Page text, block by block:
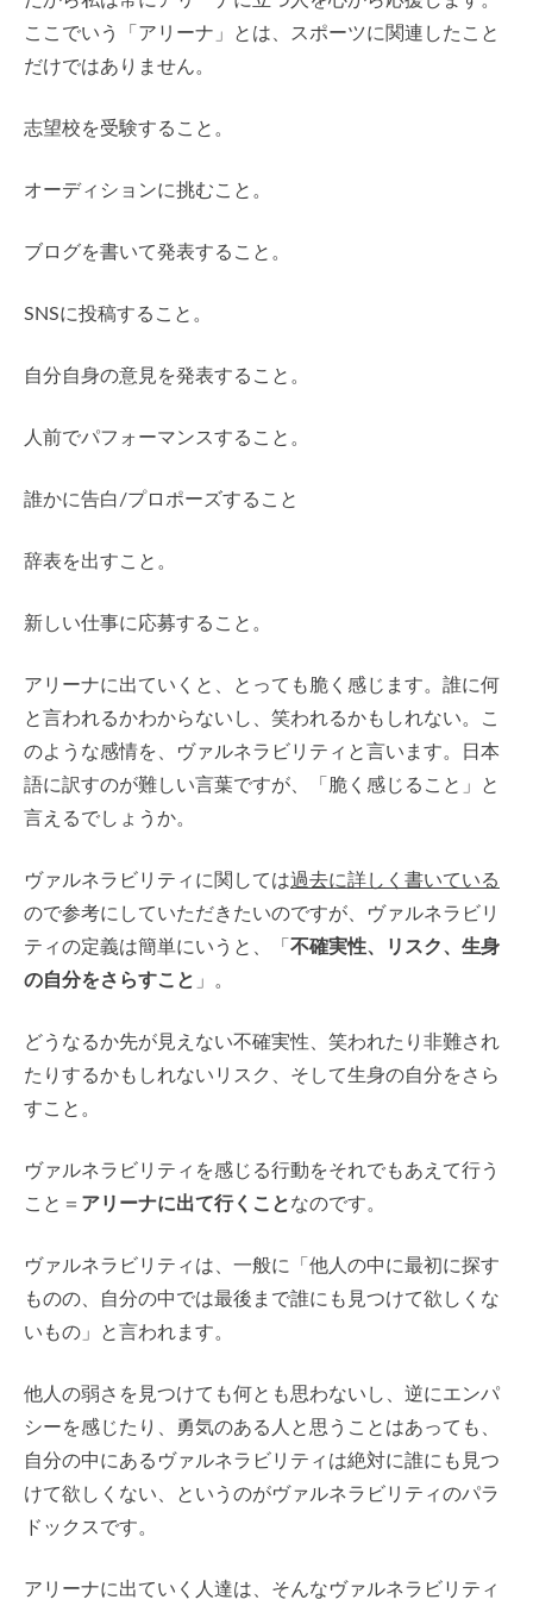
ここでいう「アリーナ」とは、スポーツに関連したこと
だけではありません。
志望校を受験すること。
オーディションに挑むこと。
ブログを書いて発表すること。
SNSに投稿すること。
自分自身の意見を発表すること。
人前でパフォーマンスすること。
誰かに告白/プロポーズすること
辞表を出すこと。
新しい仕事に応募すること。
アリーナに出ていくと、とっても脆く感じます。誰に何
と言われるかわからないし、笑われるかもしれない。こ
のような感情を、ヴァルネラビリティと言います。日本
語に訳すのが難しい言葉ですが、「脆く感じること」と
言えるでしょうか。
ヴァルネラビリティに関しては過去に詳しく書いている
ので参考にしていただきたいのですが、ヴァルネラビリ
ティの定義は簡単にいうと、「 不確実性、リスク、生身
の自分をさらすこと 」。
どうなるか先が見えない不確実性、笑われたり非難され
たりするかもしれないリスク、そして生身の自分をさら
すこと。
ヴァルネラビリティを感じる行動をそれでもあえて行う
こと＝ アリーナに出て行くことなのです。
ヴァルネラビリティは、一般に「他人の中に最初に探す
ものの、自分の中では最後まで誰にも見つけて欲しくな
いもの」と言われます。
他人の弱さを見つけても何とも思わないし、逆にエンパ
シーを感じたり、勇気のある人と思うことはあっても、
自分の中にあるヴァルネラビリティは絶対に誰にも見つ
けて欲しくない、というのがヴァルネラビリティのパラ
ドックスです。
アリーナに出ていく人達は、そんなヴァルネラビリティ